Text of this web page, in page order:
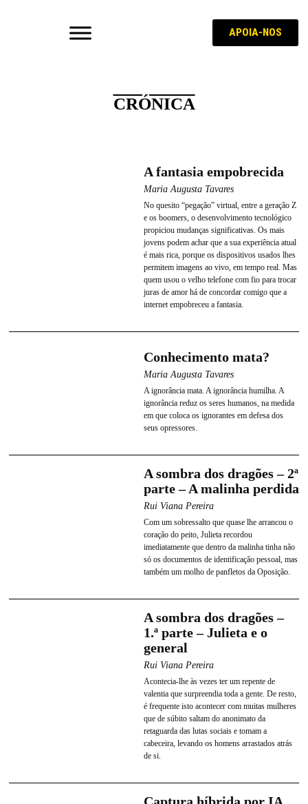
APOIA-NOS
CRÓNICA
A fantasia empobrecida
Maria Augusta Tavares
No quesito “pegação” virtual, entre a geração Z
e os boomers, o desenvolvimento tecnológico
propiciou mudanças significativas. Os mais
jovens podem achar que a sua experiência atual
é mais rica, porque os dispositivos usados lhes
permitem imagens ao vivo, em tempo real. Mas
quem usou o velho telefone com fio para trocar
juras de amor há de concordar comigo que a
internet empobreceu a fantasia.
Conhecimento mata?
Maria Augusta Tavares
A ignorância mata. A ignorância humilha. A
ignorância reduz os seres humanos, na medida
em que coloca os ignorantes em defesa dos
seus opressores.
A sombra dos dragões – 2ª
parte – A malinha perdida
Rui Viana Pereira
Com um sobressalto que quase lhe arrancou o
coração do peito, Julieta recordou
imediatamente que dentro da malinha tinha não
só os documentos de identificação pessoal, mas
também um molho de panfletos da Oposição.
A sombra dos dragões –
1.ª parte – Julieta e o
general
Rui Viana Pereira
Acontecia-lhe às vezes ter um repente de
valentia que surpreendia toda a gente. De resto,
é frequente isto acontecer com muitas mulheres
que de súbito saltam do anonimato da
retaguarda das lutas sociais e tomam a
cabeceira, levando os homens arrastados atrás
de si.